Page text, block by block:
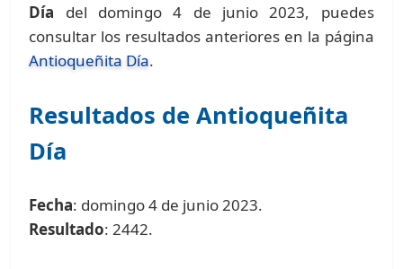
Día del domingo 4 de junio 2023, puedes
consultar los resultados anteriores en la página
Antioqueñita Día.
Resultados de Antioqueñita
Día
Fecha: domingo 4 de junio 2023.
Resultado: 2442.